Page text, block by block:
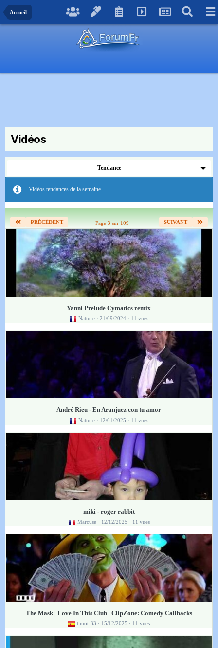
Accueil
Vidéos
Tendance
Vidéos tendances de la semaine.
PRÉCÉDENT SUIVANT
Page 3 sur 109
Yanni Prelude Cymatics remix
Natture · 21/09/2024 · 11 vues
André Rieu - En Aranjuez con tu amor
Natture · 12/01/2025 · 11 vues
miki - roger rabbit
Marcuse· 12/12/2025 · 11 vues
The Mask | Love In This Club | ClipZone: Comedy Callbacks
timot-33 · 15/12/2025 · 11 vues